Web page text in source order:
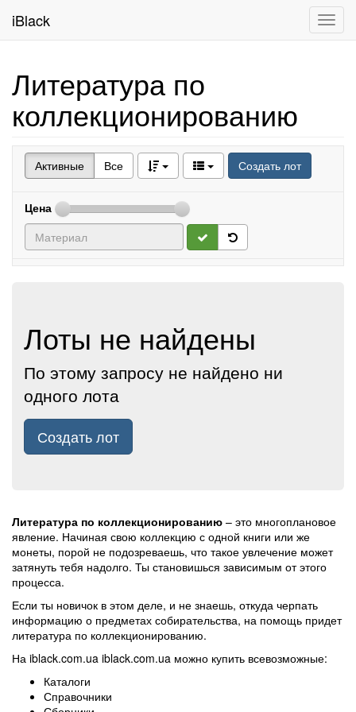
iBlack
Литература по
коллекционированию
Активные Все Создать лот
Цена
Лоты не найдены
По этому запросу не найдено ни
одного лота
Создать лот
Литература по коллекционированию – это многоплановое
явление. Начиная свою коллекцию с одной книги или же
монеты, порой не подозреваешь, что такое увлечение может
затянуть тебя надолго. Ты становишься зависимым от этого
процесса.
Если ты новичок в этом деле, и не знаешь, откуда черпать
информацию о предметах собирательства, на помощь придет
литература по коллекционированию.
На iblack.com.ua iblack.com.ua можно купить всевозможные:
Каталоги
Справочники